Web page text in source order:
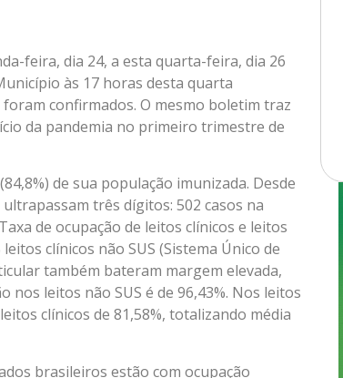
feira, dia 24, a esta quarta-feira, dia 26
às 17 horas desta quarta
confirmados. O mesmo boletim traz
da pandemia no primeiro trimestre de
de sua população imunizada. Desde
três dígitos: 502 casos na
de ocupação de leitos clínicos e leitos
clínicos não SUS (Sistema Único de
também bateram margem elevada,
nos leitos não SUS é de 96,43%. Nos leitos
clínicos de 81,58%, totalizando média
brasileiros estão com ocupação